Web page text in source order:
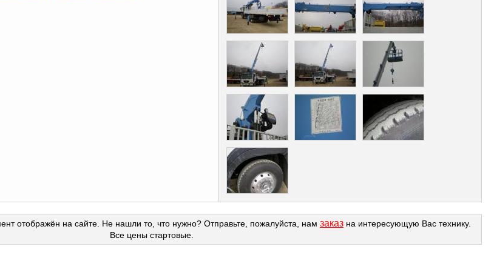
отображён на сайте. Не нашли то, что нужно? Отправьте, пожалуйста, нам заказ на интересующую Вас технику.
Все цены стартовые.